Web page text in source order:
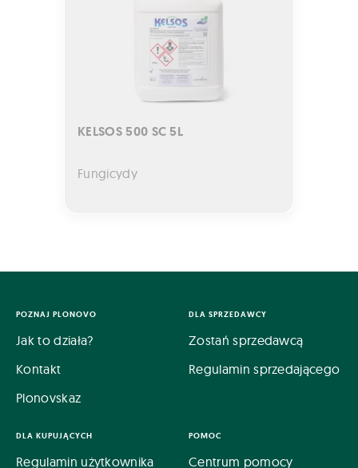
KELSOS 500 SC 5L
Fungicydy
POZNAJ PLONOVO
Jak to działa?
Kontakt
Plonovskaz
DLA SPRZEDAWCY
Zostań sprzedawcą
Regulamin sprzedającego
DLA KUPUJĄCYCH
Regulamin użytkownika
POMOC
Centrum pomocy